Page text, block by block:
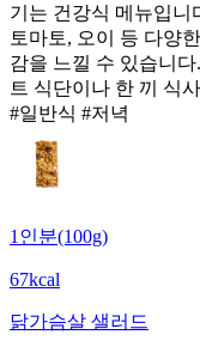
기는 건강식 메뉴입니
토마토, 오이 등 다양
감을 느낄 수 있습니
트 식단이나 한 끼 식
#일반식 #저녁
1인분(100g)
67kcal
닭가슴살 샐러드